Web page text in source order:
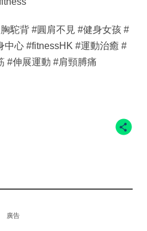
駝背 #圓肩不見 #健身女孩 #
中心 #fitnessHK #運動治癒 #
#伸展運動 #肩頸膊痛
廣告